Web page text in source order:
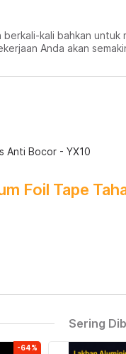
kali bahkan
Anda akan
Anti Bocor - YX10
Foil Tape
Sering
-64%